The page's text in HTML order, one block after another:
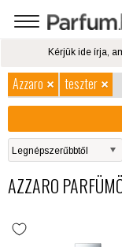
Azzaro
teszter
AZZARO